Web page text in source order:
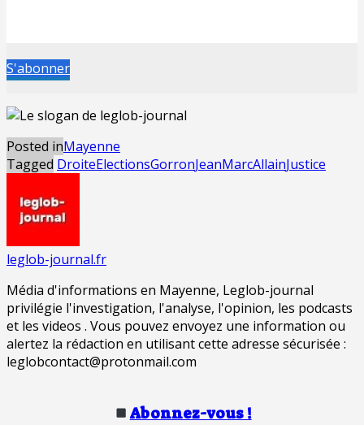
S'abonner
Posted inMayenne
Tagged DroiteElectionsGorronJeanMarcAllainJustice
leglob-journal.fr
Média d'informations en Mayenne, Leglob-journal
privilégie l'investigation, l'analyse, l'opinion, les podcasts
et les videos . Vous pouvez envoyez une information ou
alertez la rédaction en utilisant cette adresse sécurisée :
leglobcontact@protonmail.com
Abonnez-vous !